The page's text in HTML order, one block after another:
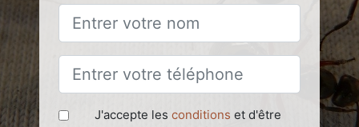
J'accepte les conditions et d'être